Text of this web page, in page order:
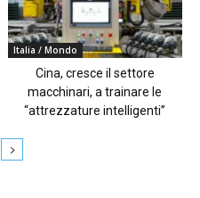
Italia / Mondo
Cina, cresce il settore
macchinari, a trainare le
“attrezzature intelligenti”